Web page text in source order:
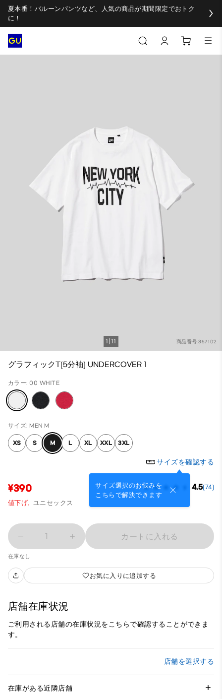
夏本番！バルーンパンツなど、人気の商品が期間限定でおトク
に！
商品番号:357102
1 11
グラフィックT(5分袖) UNDERCOVER 1
カラー: 00 WHITE
サイズ: MEN M
XS S M L XL XXL 3XL
サイズを確認する
サイズ選択のお悩みを
こちらで解決できます
¥390 4.5(74)
値下げ, ユニセックス
1 カートに入れる
在庫なし
お気に入りに追加する
店舗在庫状況
ご利用される店舗の在庫状況をこちらで確認することができま
す。
店舗を選択する
在庫がある近隣店舗